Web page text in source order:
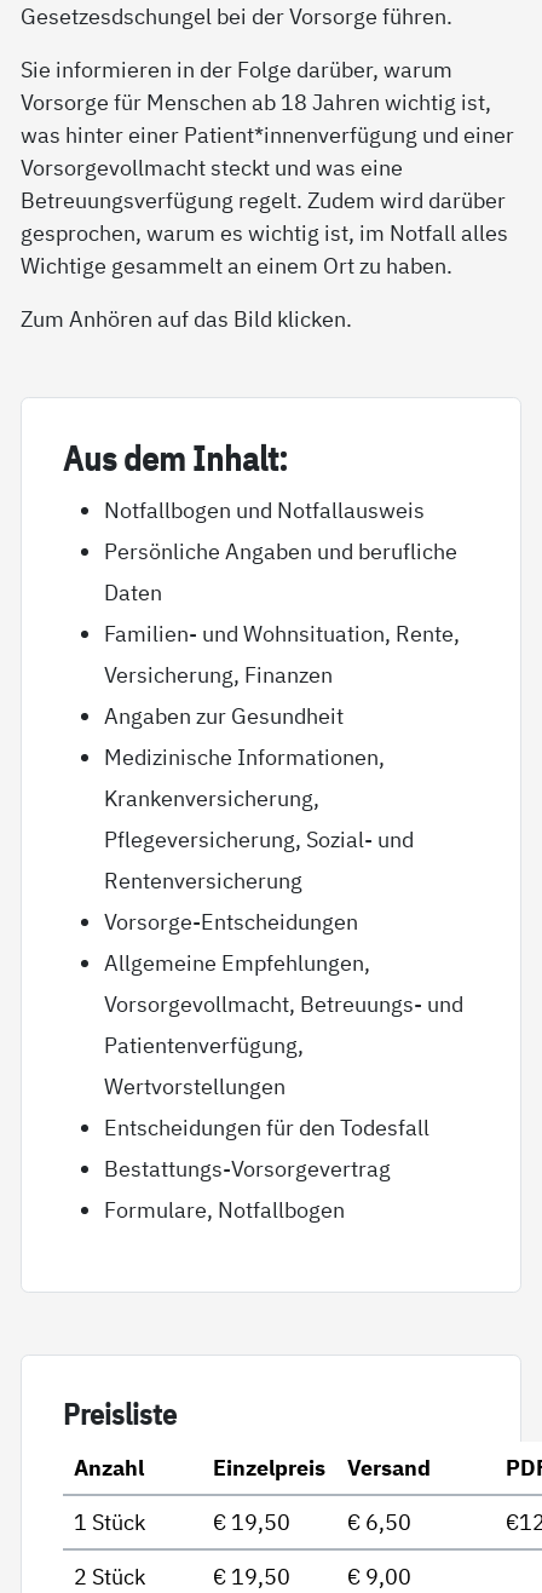
Gesetzesdschungel bei der Vorsorge führen.
Sie informieren in der Folge darüber, warum
Vorsorge für Menschen ab 18 Jahren wichtig ist,
was hinter einer Patient*innenverfügung und einer
Vorsorgevollmacht steckt und was eine
Betreuungsverfügung regelt. Zudem wird darüber
gesprochen, warum es wichtig ist, im Notfall alles
Wichtige gesammelt an einem Ort zu haben.
Zum Anhören auf das Bild klicken.
Aus dem In­halt:
Notfallbogen und Notfallausweis
Persönliche Angaben und berufliche
Daten
Familien- und Wohnsituation, Rente,
Versicherung, Finanzen
Angaben zur Gesundheit
Medizinische Informationen,
Krankenversicherung,
Pflegeversicherung, Sozial- und
Rentenversicherung
Vorsorge-Entscheidungen
Allgemeine Empfehlungen,
Vorsorgevollmacht, Betreuungs- und
Patientenverfügung,
Wertvorstellungen
Entscheidungen für den Todesfall
Bestattungs-Vorsorgevertrag
Formulare, Notfallbogen
Preis­lis­te
Anzahl Einzelpreis Versand
1 Stück
€ 19,50 € 6,50
2 Stück
€ 19,50
€ 9,00